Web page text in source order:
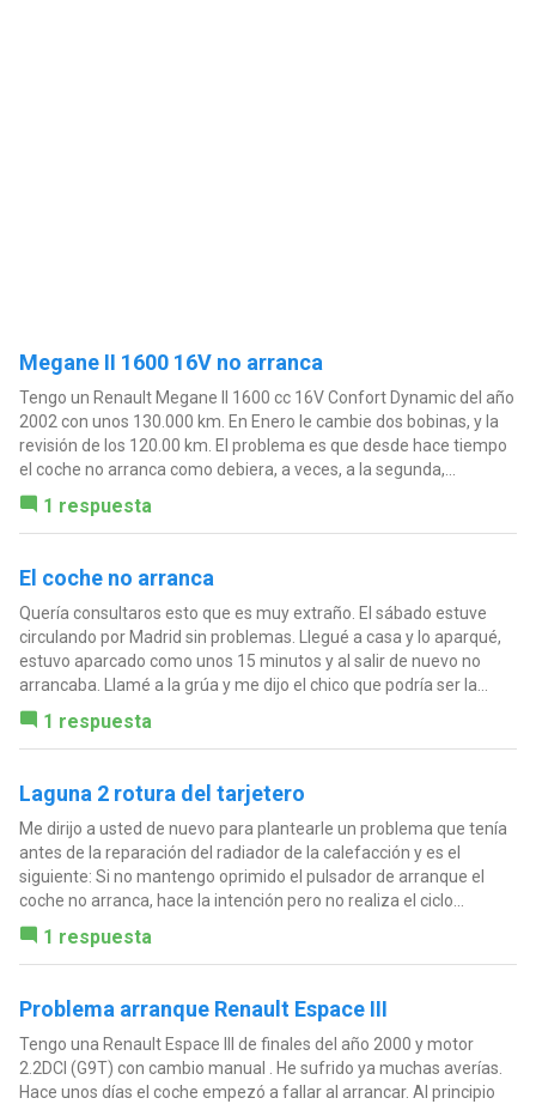
Megane II 1600 16V no arranca
Tengo un Renault Megane II 1600 cc 16V Confort Dynamic del año
2002 con unos 130.000 km. En Enero le cambie dos bobinas, y la
revisión de los 120.00 km. El problema es que desde hace tiempo
el coche no arranca como debiera, a veces, a la segunda,...
1 respuesta
El coche no arranca
Quería consultaros esto que es muy extraño. El sábado estuve
circulando por Madrid sin problemas. Llegué a casa y lo aparqué,
estuvo aparcado como unos 15 minutos y al salir de nuevo no
arrancaba. Llamé a la grúa y me dijo el chico que podría ser la...
1 respuesta
Laguna 2 rotura del tarjetero
Me dirijo a usted de nuevo para plantearle un problema que tenía
antes de la reparación del radiador de la calefacción y es el
siguiente: Si no mantengo oprimido el pulsador de arranque el
coche no arranca, hace la intención pero no realiza el ciclo...
1 respuesta
Problema arranque Renault Espace III
Tengo una Renault Espace III de finales del año 2000 y motor
2.2DCI (G9T) con cambio manual . He sufrido ya muchas averías.
Hace unos días el coche empezó a fallar al arrancar. Al principio